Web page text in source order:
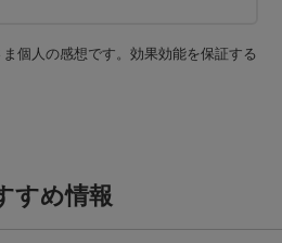
個人の感想です。効果効能を保証する
すめ情報